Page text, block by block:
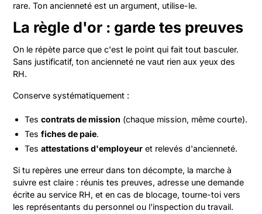
rare. Ton ancienneté est un argument, utilise-le.
La règle d'or : garde tes preuves
On le répète parce que c'est le point qui fait tout basculer.
Sans justificatif, ton ancienneté ne vaut rien aux yeux des
RH.
Conserve systématiquement :
Tescontrats de mission (chaque mission, même courte).
Tesfiches de paie.
Tesattestations d'employeur et relevés d'ancienneté.
Si tu repères une erreur dans ton décompte, la marche à
suivre est claire : réunis tes preuves, adresse une demande
écrite au service RH, et en cas de blocage, tourne-toi vers
les représentants du personnel ou l'inspection du travail.